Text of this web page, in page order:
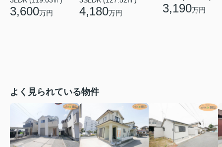
3,600万円 4,180万円 3,190万円
よく見られている物件